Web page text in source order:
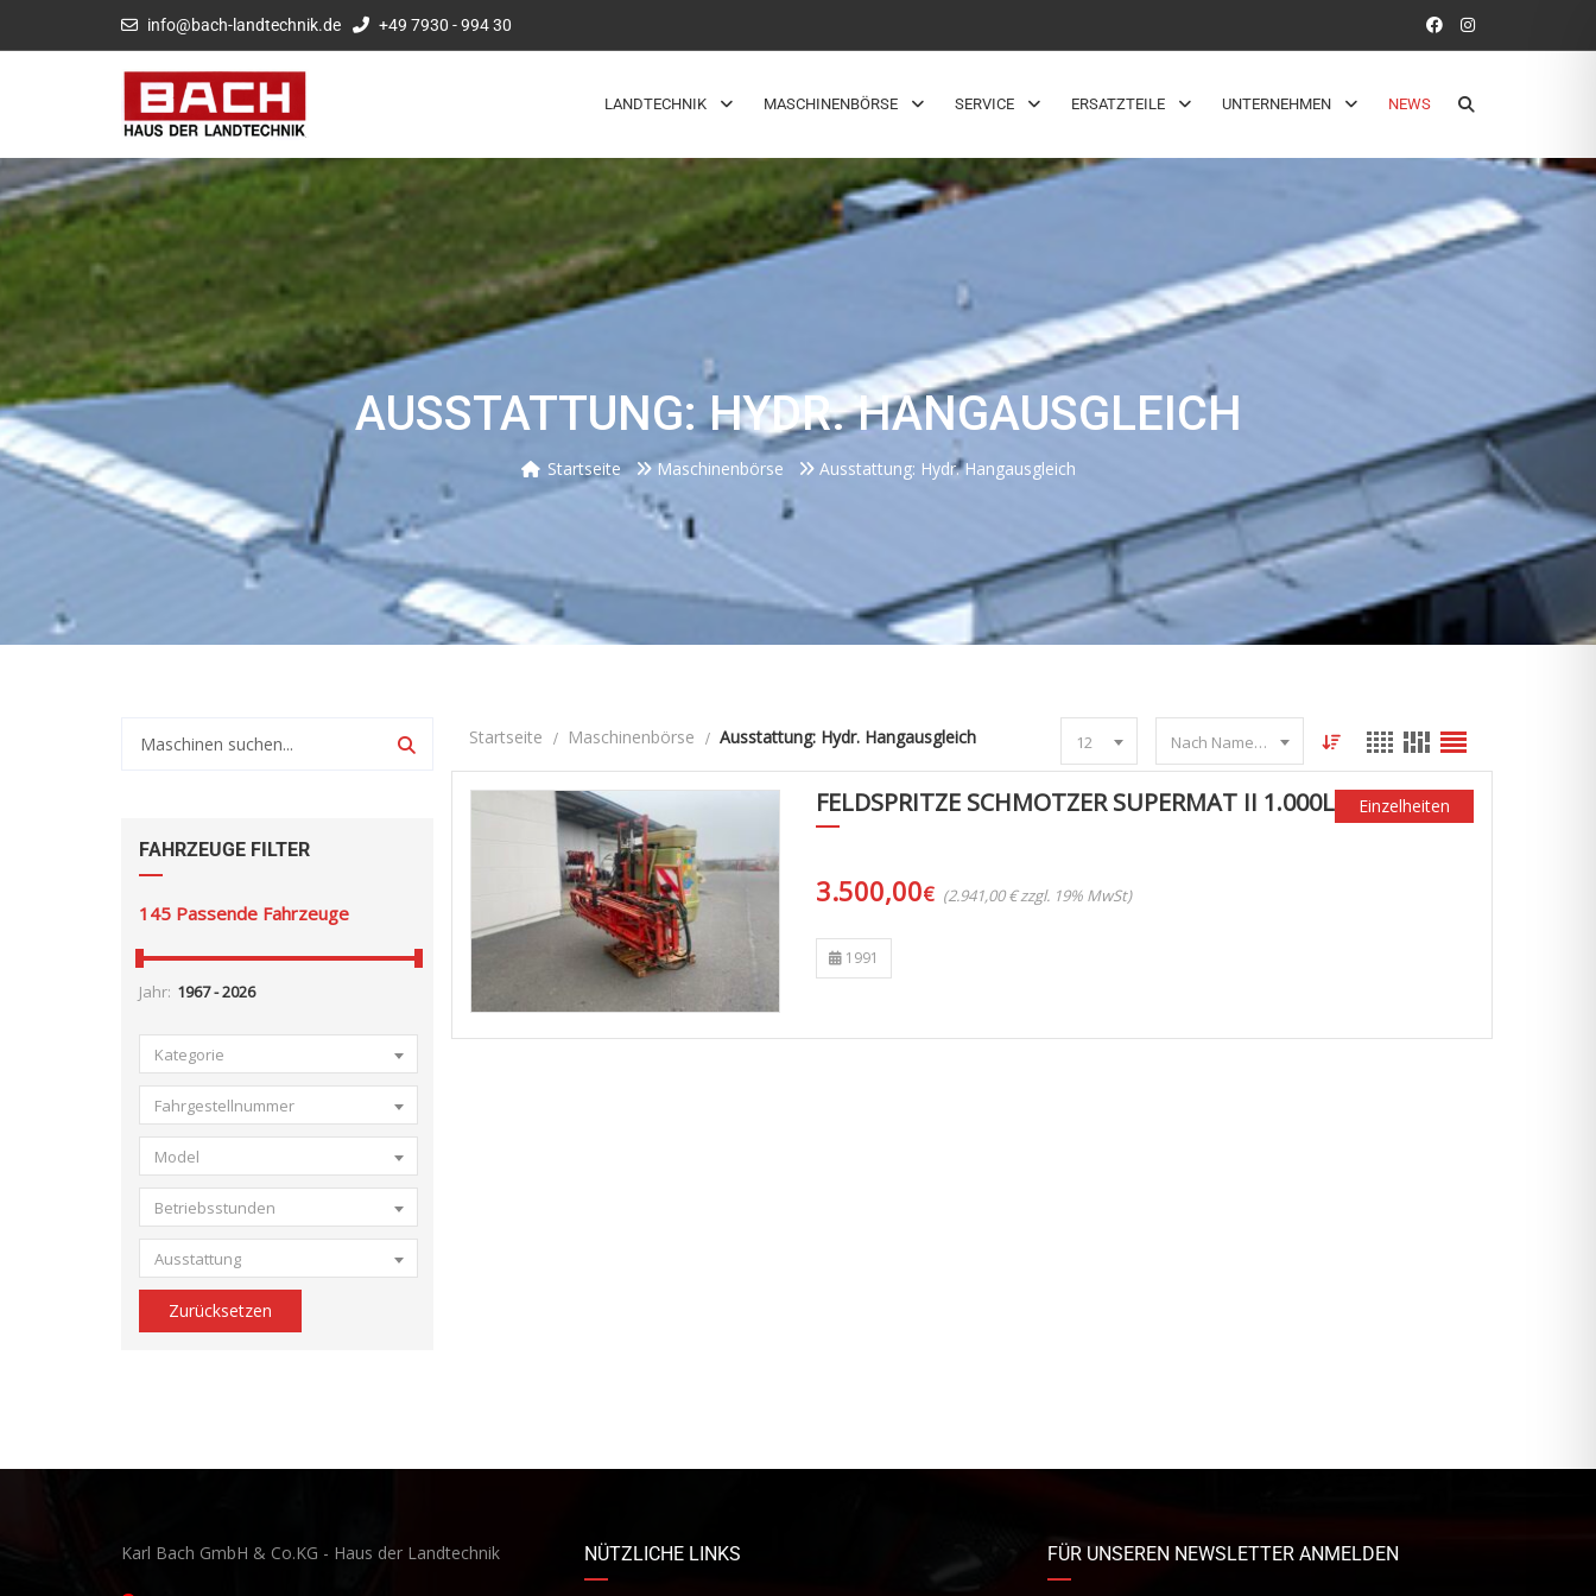
info@bach-landtechnik.de +49 7930 - 994 30
LANDTECHNIK MASCHINENBÖRSE SERVICE ERSATZTEILE UNTERNEHMEN NEWS
AUSSTATTUNG: HYDR. HANGAUSGLEICH
Startseite Maschinenbörse Ausstattung: Hydr. Hangausgleich
FAHRZEUGE FILTER
145 Passende Fahrzeuge
Jahr:
Kategorie
Fahrgestellnummer
Model
Betriebsstunden
Ausstattung
Zurücksetzen
Startseite Maschinenbörse Ausstattung: Hydr. Hangausgleich 12 Nach Name sortieren
FELDSPRITZE SCHMOTZER SUPERMAT II 1.000L
3.500,00€ (2.941,00 € zzgl. 19% MwSt)
Einzelheiten
1991
Karl Bach GmbH & Co.KG - Haus der Landtechnik NÜTZLICHE LINKS FÜR UNSEREN NEWSLETTER ANMELDEN